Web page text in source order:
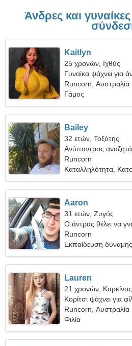
Άνδρες και
Kaitlyn
25 χρονών, Ιχθύς
Γυναίκα ψάχνει για
Runcorn, Αυστραλία
Γάμος
Bailey
32 ετών, Τοξότης
Ανύπαντρος
Runcorn
Καταλληλότητα,
Aaron
31 ετών, Ζυγός
Ο άντρας θέλει να
Runcorn
Εκπαίδευση
Lauren
21 χρονών, Καρκίνος
Κορίτσι ψάχνει για
Runcorn, Αυστραλία
Φιλία